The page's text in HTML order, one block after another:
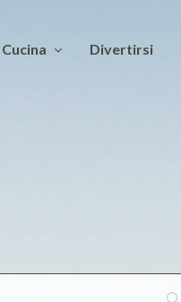
Cucina Divertirsi